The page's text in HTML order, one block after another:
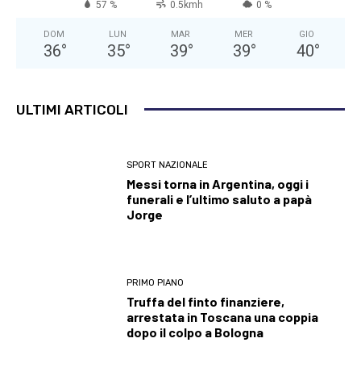
57 % 0.5kmh 0 %
DOM
36°
LUN
35°
MAR
39°
MER
39°
GIO
40°
ULTIMI ARTICOLI
SPORT NAZIONALE
Messi torna in Argentina, oggi i
funerali e l’ultimo saluto a papà
Jorge
PRIMO PIANO
Truffa del finto finanziere,
arrestata in Toscana una coppia
dopo il colpo a Bologna